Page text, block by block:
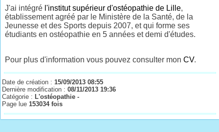
J'ai intégré l'institut supérieur d'ostéopathie de Lille,
établissement agréé par le Ministère de la Santé, de la
Jeunesse et des Sports depuis 2007, et qui forme ses
étudiants en ostéopathie en 5 années et demi d'études.
Pour plus d'information vous pouvez consulter monCV.
Date de création :15/09/2013 08:55
Dernière modification :08/11/2013 19:36
Catégorie : L'ostéopathie -
Page lue153034 fois